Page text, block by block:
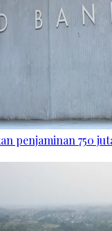
penjaminan 750